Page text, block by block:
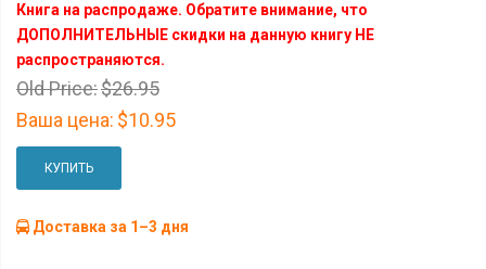
Книга на распродаже. Обратите внимание, что
ДОПОЛНИТЕЛЬНЫЕ скидки на данную книгу НЕ
распространяются.
Old Price:$26.95
Ваша цена: $10.95
КУПИТЬ
Доставка за 1–3 дня